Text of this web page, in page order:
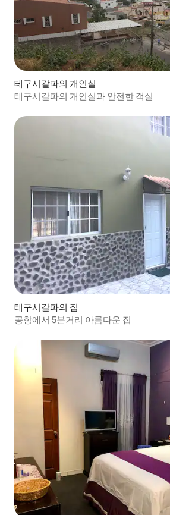
테구시갈파의 개인실
테구시갈파의 개인실과 안전한 객실
테구시갈파의 집
공항에서 5분거리 아름다운 집